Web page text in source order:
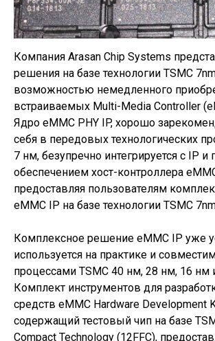
Компания Arasan Chip Systems
решения на базе технологии TSMC
возможностью немедленного
встраиваемых Multi-Media Controller
Ядро eMMC PHY IP, хорошо
себя в передовых технологических
7 нм, безупречно интегрируется с IP
обеспечением хост-контроллера
предоставляя пользователям
eMMC IP на базе технологии TSMC
Комплексное решение eMMC IP уже
используется на практике и
процессами TSMC 40 нм, 28 нм, 16 нм
Комплект инструментов для
средств eMMC Hardware Development
содержащий тестовый чип на базе
Compact Technology (12FFC),